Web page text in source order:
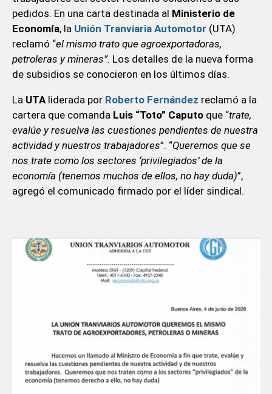
pedidos. En una carta destinada al Ministerio de
Economía, la Unión Tranviaria Automotor (UTA)
reclamó “el mismo trato que agroexportadoras,
petroleras y mineras”. Los detalles de la nueva forma
de subsidios se conocieron en los últimos días.
La UTAliderada por Roberto Fernández reclamó a la
cartera que comanda Luis “Toto” Caputoque “trate,
evalúe y resuelva las cuestiones pendientes de nuestra
actividad y nuestros trabajadores”. “Queremos que se
nos trate como los sectores ‘privilegiados’ de la
economía (tenemos muchos de ellos, no hay duda)”,
agregó el comunicado firmado por el líder sindical.